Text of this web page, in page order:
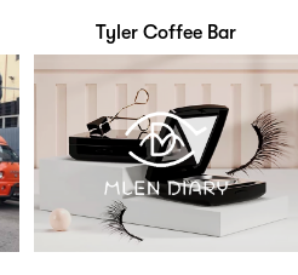
Tyler Coffee Bar